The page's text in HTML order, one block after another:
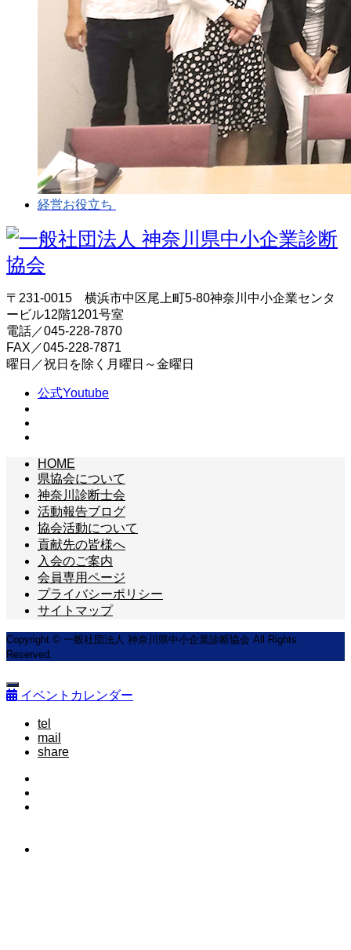
経営お役立ち
〒231-0015 横浜市中区尾上町5-80神奈川中小企業センタ
ービル12階1201号室
電話／045-228-7870
FAX／045-228-7871
曜日／祝日を除く月曜日～金曜日
公式Youtube
HOME
県協会について
神奈川診断士会
活動報告ブログ
協会活動について
貢献先の皆様へ
入会のご案内
会員専用ページ
プライバシーポリシー
サイトマップ
Copyright © 一般社団法人 神奈川県中小企業診断協会 All Rights
Reserved.
イベントカレンダー
tel
mail
share